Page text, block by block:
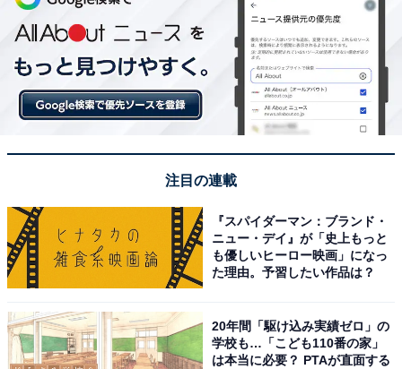
注目の連載
『スパイダーマン：ブランド・
ニュー・デイ』が「史上もっと
も優しいヒーロー映画」になっ
た理由。予習したい作品は？
20年間「駆け込み実績ゼロ」の
学校も…「こども110番の家」
は本当に必要？ PTAが直面する